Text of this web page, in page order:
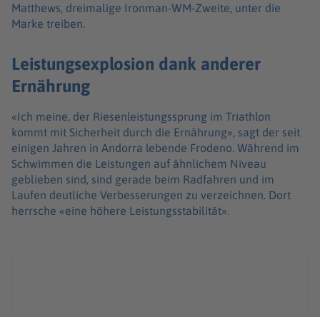
Matthews, dreimalige Ironman-WM-Zweite, unter die
Marke treiben.
Leistungsexplosion dank anderer
Ernährung
«Ich meine, der Riesenleistungssprung im Triathlon
kommt mit Sicherheit durch die Ernährung», sagt der seit
einigen Jahren in Andorra lebende Frodeno. Während im
Schwimmen die Leistungen auf ähnlichem Niveau
geblieben sind, sind gerade beim Radfahren und im
Laufen deutliche Verbesserungen zu verzeichnen. Dort
herrsche «eine höhere Leistungsstabilität».